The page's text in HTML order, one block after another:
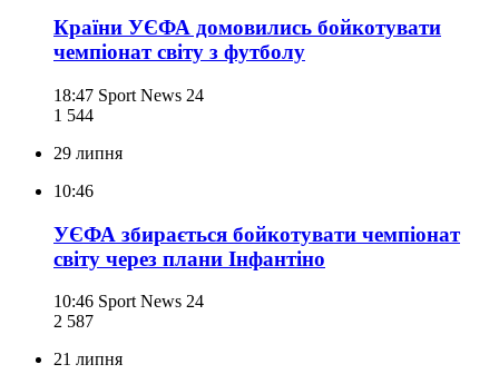
Країни УЄФА домовились бойкотувати
чемпіонат світу з футболу
18:47 Sport News 24
1 544
29 липня
10:46
УЄФА збирається бойкотувати чемпіонат
світу через плани Інфантіно
10:46 Sport News 24
2 587
21 липня